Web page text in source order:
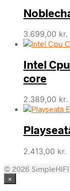
3.699,00 kr.
Intel
core
2.389,00 kr.
2.413,00 kr.
© 2026 SimpleHIFI
×